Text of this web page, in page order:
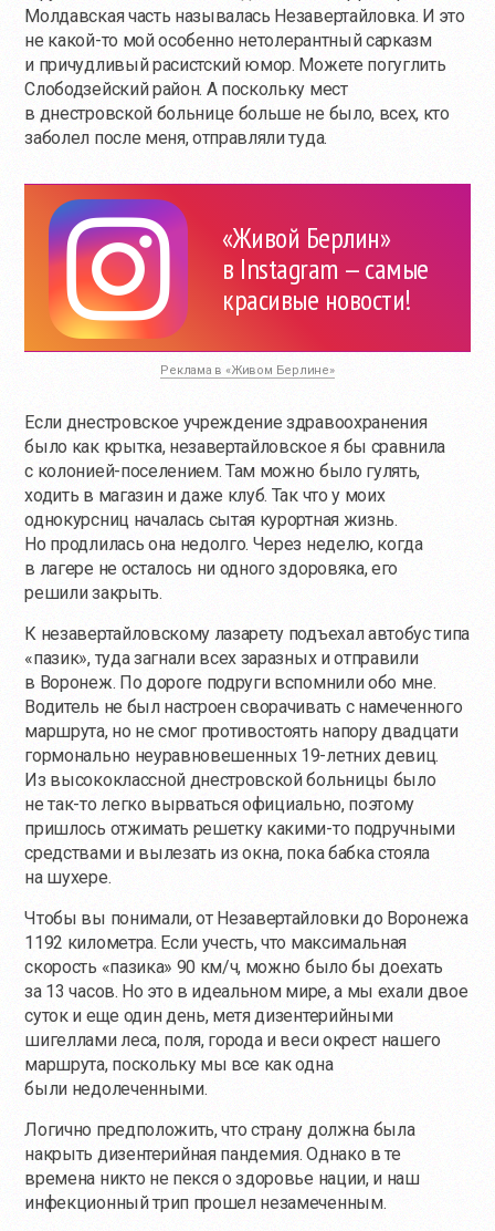
Молдавская часть называлась Незавертайловка. И это
не какой-томой особенно нетолерантный сарказм
и причудливый расистский юмор. Можете погуглить
Слободзейский район. А поскольку мест
в днестровской больнице больше не было, всех, кто
заболел после меня, отправляли туда.
«Живой Берлин»
в Instagram — самые
красивые новости!
Реклама в «Живом Берлине»
Если днестровское учреждение здравоохранения
было как крытка, незавертайловское я бы сравнила
с колонией-поселением. Там можно было гулять,
ходить в магазин и даже клуб. Так что у моих
однокурсниц началась сытая курортная жизнь.
Но продлилась она недолго. Через неделю, когда
в лагере не осталось ни одного здоровяка, его
решили закрыть.
К незавертайловскому лазарету подъехал автобус типа
«пазик», туда загнали всех заразных и отправили
в Воронеж. По дороге подруги вспомнили обо мне.
Водитель не был настроен сворачивать с намеченного
маршрута, но не смог противостоять напору двадцати
гормонально неуравновешенных 19-летних девиц.
Из высококлассной днестровской больницы было
нетак-толегко вырваться официально, поэтому
пришлось отжимать решетку какими-топодручными
средствами и вылезать из окна, пока бабка стояла
на шухере.
Чтобы вы понимали, от Незавертайловки до Воронежа
1192 километра. Если учесть, что максимальная
скорость «пазика» 90 км/ч, можно было бы доехать
за 13 часов. Но это в идеальном мире, а мы ехали двое
суток и еще один день, метя дизентерийными
шигеллами леса, поля, города и веси окрест нашего
маршрута, поскольку мы все как одна
были недолеченными.
Логично предположить, что страну должна была
накрыть дизентерийная пандемия. Однако в те
времена никто не пекся о здоровье нации, и наш
инфекционный трип прошел незамеченным.